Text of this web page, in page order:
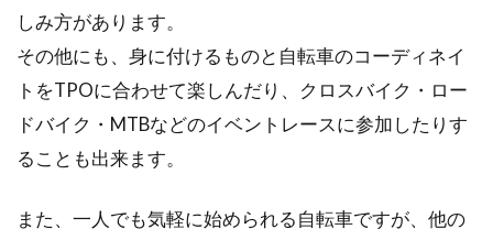
bianchiのクロスバイクは人気が高
い！サイズ選びも重要
しみ方があります。
その他にも、身に付けるものと自転車のコーディネイ
トをTPOに合わせて楽しんだり、クロスバイク・ロー
ドバイク・MTBなどのイベントレースに参加したりす
ることも出来ます。
また、一人でも気軽に始められる自転車ですが、他の